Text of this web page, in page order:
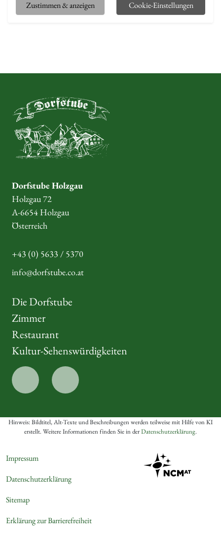
Zustimmen & anzeigen Cookie-Einstellungen
Dorfstube Holzgau
Holzgau 72
A-6654 Holzgau
Österreich
+43 (0) 5633 / 5370
info@dorfstube.co.at
Die Dorfstube
Zimmer
Restaurant
Kultur-Sehenswürdigkeiten
Hinweis: Bildtitel, Alt-Texte und Beschreibungen werden teilweise mit Hilfe von KI
erstellt. Weitere Informationen finden Sie in derDatenschutzerklärung.
Impressum
Datenschutzerklärung
Sitemap
Erklärung zur Barrierefreiheit